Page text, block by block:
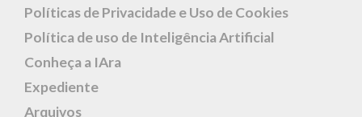
Políticas de Privacidade e Uso de Cookies
Política de uso de Inteligência Artificial
Conheça a IAra
Expediente
Arquivos